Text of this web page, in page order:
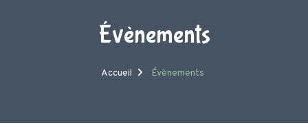
Évènements
Accueil Évènements